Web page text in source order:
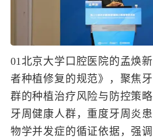
01北京大学口腔医院的孟焕
者种植修复的规范》，聚焦
群的种植治疗风险与防控策
牙周健康人群，重度牙周炎
物学并发症的循证依据，强